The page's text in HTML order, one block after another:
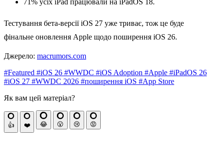
71% усіх iPad працювали на iPadOS 18.
Тестування бета-версії iOS 27 уже триває, тож це буде
фінальне оновлення Apple щодо поширення iOS 26.
Джерело: macrumors.com
#Featured #iOS 26 #WWDC #iOS Adoption #Apple #iPadOS 26
#iOS 27 #WWDC 2026 #поширення iOS #App Store
Як вам цей матеріал?
👍 ❤️ 😂 😮 😢 😡